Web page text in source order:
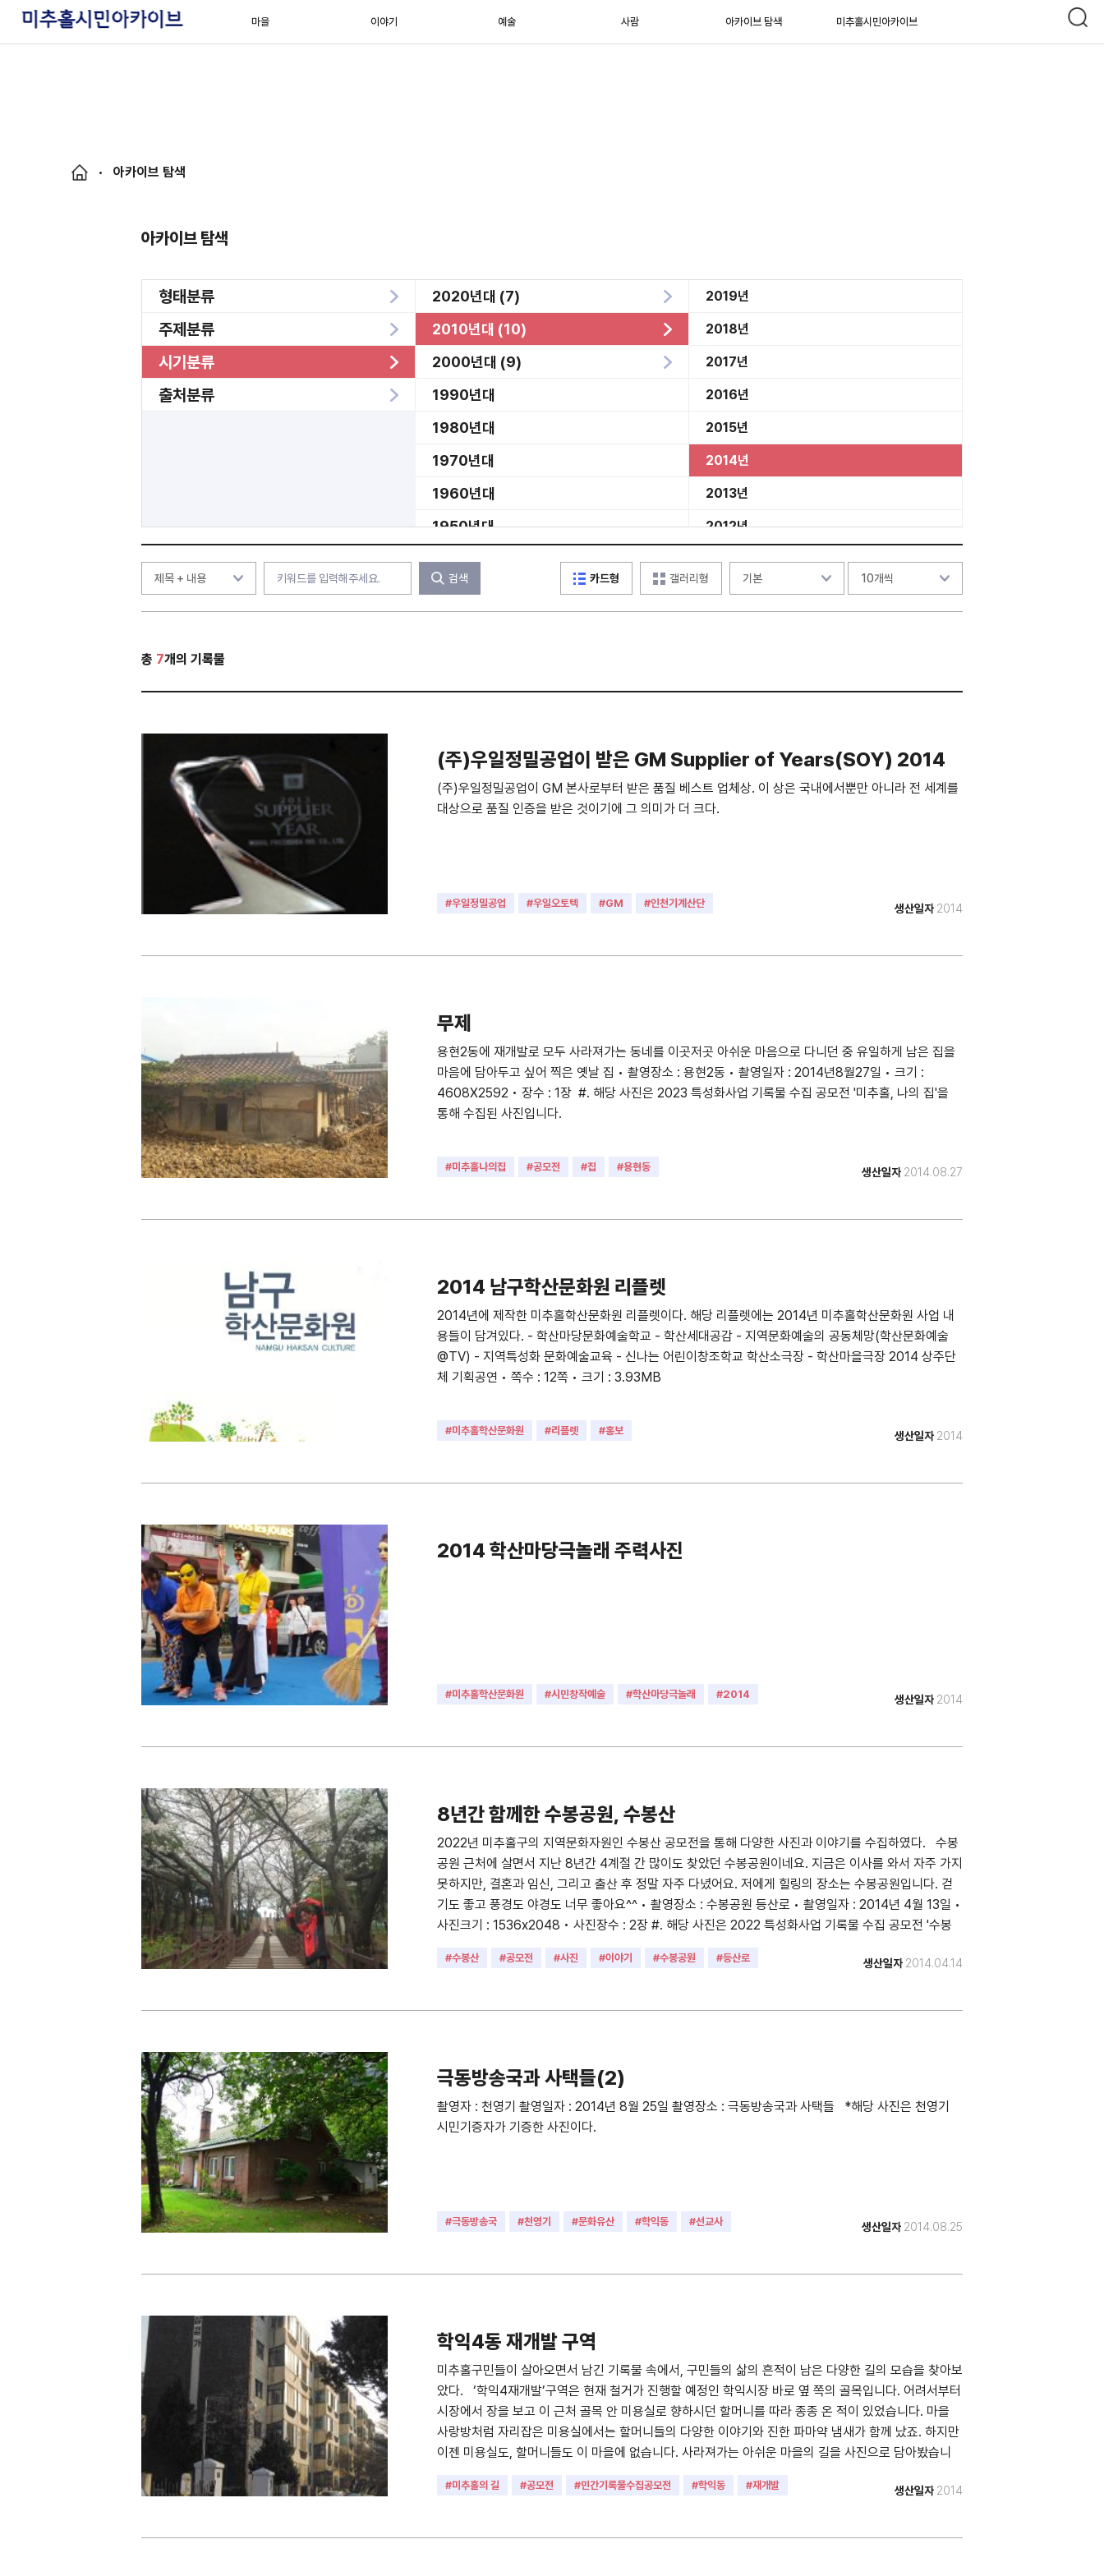
마을 이야기 예술 사람 아카이브 탐색 미추홀시민아카이브
아카이브 탐색
아카이브 탐색
형태분류
주제분류
시기분류
2020년대 (7)
2010년대 (10)
2019년
2018년
2017년
2016년
2015년
2014년
2013년
2012년
2011년
2010년
2000년대 (9)
1990년대
1980년대
1970년대
1960년대
1950년대
미분류
출처분류
검색 카드형 갤러리형
총 7개의 기록물
(주)우일정밀공업이 받은 GM Supplier of Years(SOY) 2014
(주)우일정밀공업이 GM 본사로부터 받은 품질 베스트 업체상. 이 상은 국내에서뿐만 아니라 전 세계를
대상으로 품질 인증을 받은 것이기에 그 의미가 더 크다.
#우일정밀공업 #우일오토텍 #GM #인천기계산단 생산일자 2014
무제
용현2동에 재개발로 모두 사라져가는 동네를 이곳저곳 아쉬운 마음으로 다니던 중 유일하게 남은 집을
마음에 담아두고 싶어 찍은 옛날 집 • 촬영장소 : 용현2동 • 촬영일자 : 2014년8월27일 • 크기 :
4608X2592 • 장수 : 1장 #. 해당 사진은 2023 특성화사업 기록물 수집 공모전 '미추홀, 나의 집'을
통해 수집된 사진입니다.
#미추홀나의집 #공모전 #집 #용현동 생산일자 2014.08.27
2014 남구학산문화원 리플렛
2014년에 제작한 미추홀학산문화원 리플렛이다. 해당 리플렛에는 2014년 미추홀학산문화원 사업 내
용들이 담겨있다. - 학산마당문화예술학교 - 학산세대공감 - 지역문화예술의 공동체망(학산문화예술
@TV) - 지역특성화 문화예술교육 - 신나는 어린이창조학교 학산소극장 - 학산마을극장 2014 상주단
체 기획공연 • 쪽수 : 12쪽 • 크기 : 3.93MB
#미추홀학산문화원 #리플렛 #홍보 생산일자 2014
2014 학산마당극놀래 주력사진
#미추홀학산문화원 #시민창작예술 #학산마당극놀래
#2014
생산일자 2014
8년간 함께한 수봉공원, 수봉산
2022년 미추홀구의 지역문화자원인 수봉산 공모전을 통해 다양한 사진과 이야기를 수집하였다. 수봉
공원 근처에 살면서 지난 8년간 4계절 간 많이도 찾았던 수봉공원이네요. 지금은 이사를 와서 자주 가지
못하지만, 결혼과 임신, 그리고 출산 후 정말 자주 다녔어요. 저에게 힐링의 장소는 수봉공원입니다. 걷
기도 좋고 풍경도 야경도 너무 좋아요^^ • 촬영장소 : 수봉공원 등산로 • 촬영일자 : 2014년 4월 13일 •
사진크기 : 1536x2048 • 사진장수 : 2장 #. 해당 사진은 2022 특성화사업 기록물 수집 공모전 '수봉
#수봉산 #공모전 #사진 #이야기 #수봉공원 #등산로 생산일자 2014.04.14
극동방송국과 사택들(2)
촬영자 : 천영기 촬영일자 : 2014년 8월 25일 촬영장소 : 극동방송국과 사택들 *해당 사진은 천영기
시민기증자가 기증한 사진이다.
#극동방송국 #천영기 #문화유산 #학익동
#선교사
생산일자 2014.08.25
학익4동 재개발 구역
미추홀구민들이 살아오면서 남긴 기록물 속에서, 구민들의 삶의 흔적이 남은 다양한 길의 모습을 찾아보
았다. ‘학익4재개발’구역은 현재 철거가 진행할 예정인 학익시장 바로 옆 쪽의 골목입니다. 어려서부터
시장에서 장을 보고 이 근처 골목 안 미용실로 향하시던 할머니를 따라 종종 온 적이 있었습니다. 마을
사랑방처럼 자리잡은 미용실에서는 할머니들의 다양한 이야기와 진한 파마약 냄새가 함께 났죠. 하지만
이젠 미용실도, 할머니들도 이 마을에 없습니다. 사라져가는 아쉬운 마을의 길을 사진으로 담아봤습니
크기 : 1371x2048 • 사진장수 : 4장 • 관련파일(비공개) 1) 참가 신청서 #. 해당 사진은 2021년 민간
#미추홀의 길 #공모전 #민간기록물수집공모전 #학익동 #재개발 생산일자 2014